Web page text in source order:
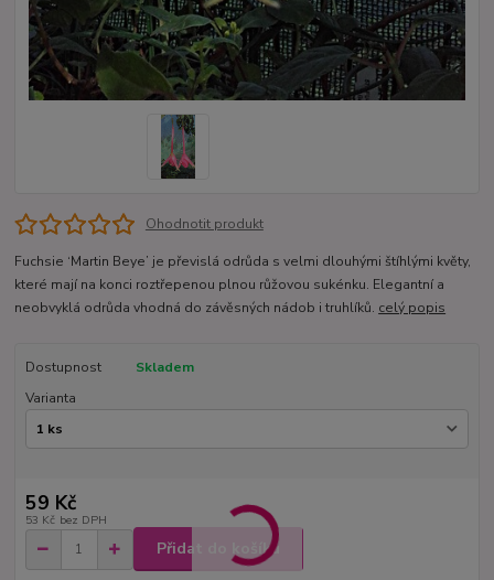
Ohodnotit produkt
Fuchsie ‘Martin Beye’ je převislá odrůda s velmi dlouhými štíhlými květy,
které mají na konci roztřepenou plnou růžovou sukénku. Elegantní a
neobvyklá odrůda vhodná do závěsných nádob i truhlíků. celý popis
Dostupnost
Skladem
Varianta
59 Kč
53 Kč bez DPH
Přidat do košíku